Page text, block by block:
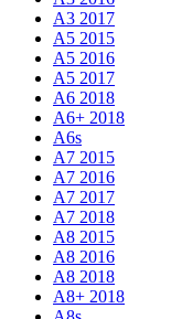
A3 2017
A5 2015
A5 2016
A5 2017
A6 2018
A6+ 2018
A6s
A7 2015
A7 2016
A7 2017
A7 2018
A8 2015
A8 2016
A8 2018
A8+ 2018